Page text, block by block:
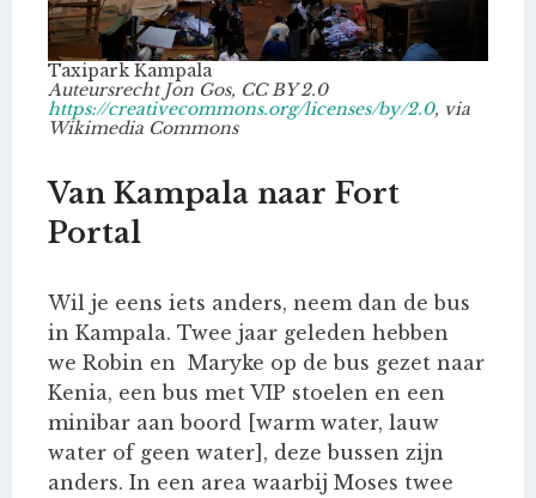
Taxipark Kampala
Auteursrecht Jon Gos, CC BY 2.0
https://creativecommons.org/licenses/by/2.0, via
Wikimedia Commons
Van Kampala naar Fort
Portal
Wil je eens iets anders, neem dan de bus
in Kampala. Twee jaar geleden hebben
we Robin en Maryke op de bus gezet naar
Kenia, een bus met VIP stoelen en een
minibar aan boord [warm water, lauw
water of geen water], deze bussen zijn
anders. In een area waarbij Moses twee